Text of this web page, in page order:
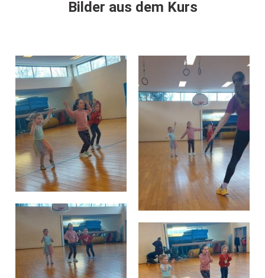
Bilder aus dem Kurs